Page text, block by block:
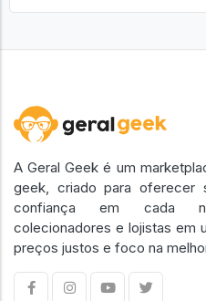
A Geral Geek é um
geek, criado para oferecer
confiança em cada
colecionadores e lojistas em
preços justos e foco na